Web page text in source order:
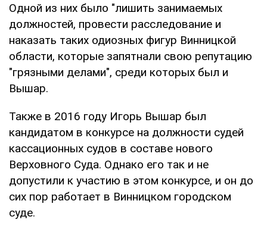
Одной из них было "лишить занимаемых
должностей, провести расследование и
наказать таких одиозных фигур Винницкой
области, которые запятнали свою репутацию
"грязными делами", среди которых был и
Вышар.
Также в 2016 году Игорь Вышар был
кандидатом в конкурсе на должности судей
кассационных судов в составе нового
Верховного Суда. Однако его так и не
допустили к участию в этом конкурсе, и он до
сих пор работает в Винницком городском
суде.